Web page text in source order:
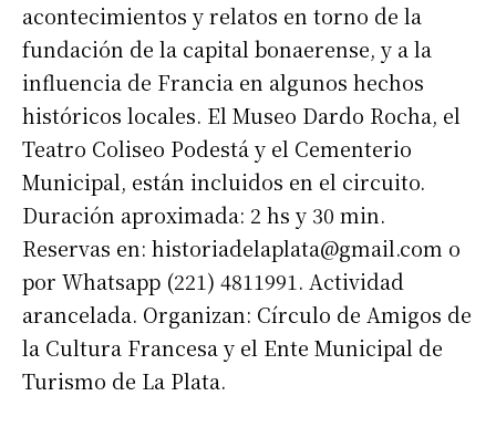
acontecimientos y relatos en torno de la
fundación de la capital bonaerense, y a la
influencia de Francia en algunos hechos
históricos locales. El Museo Dardo Rocha, el
Teatro Coliseo Podestá y el Cementerio
Municipal, están incluidos en el circuito.
Duración aproximada: 2 hs y 30 min.
Reservas en: historiadelaplata@gmail.com o
por Whatsapp (221) 4811991. Actividad
arancelada. Organizan: Círculo de Amigos de
la Cultura Francesa y el Ente Municipal de
Turismo de La Plata.